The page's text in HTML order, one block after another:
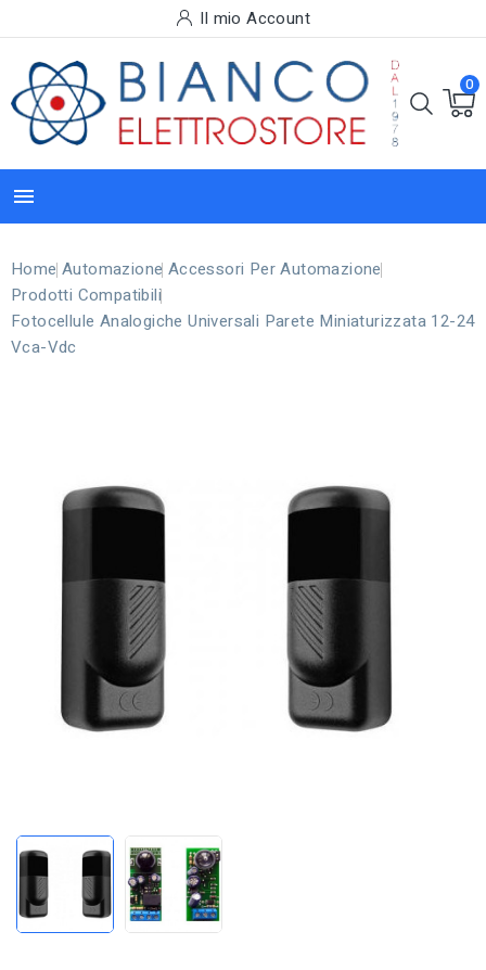
Il mio Account
0

Home Automazione Accessori Per Automazione
Prodotti Compatibili
Fotocellule Analogiche Universali Parete Miniaturizzata 12-24
Vca-Vdc